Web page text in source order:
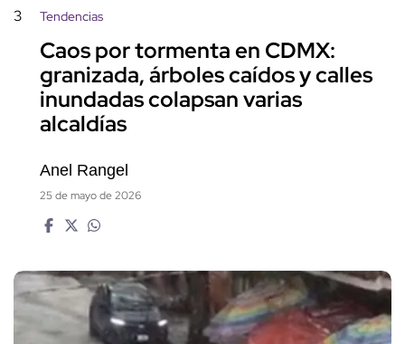
3 Tendencias
Caos por tormenta en CDMX:
granizada, árboles caídos y calles
inundadas colapsan varias
alcaldías
Anel Rangel
25 de mayo de 2026